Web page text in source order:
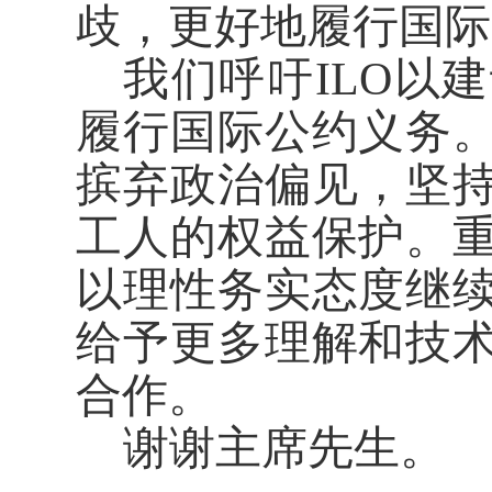
歧，更好地履行国
我们呼吁ILO以
履行国际公约义务
摈弃政治偏见，坚
工人的权益保护。
以理性务实态度继
给予更多理解和技
合作。
谢谢主席先生。